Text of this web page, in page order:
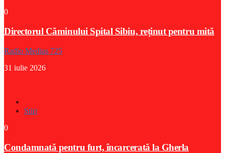
0
Directorul Căminului Spital Sibiu, reținut pentru mită
Radio Medias 725
31 iulie 2026
Stiri
0
Condamnată pentru furt, încarcerată la Gherla